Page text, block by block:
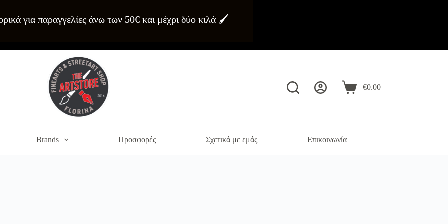
για παραγγελίες άνω των 50€ και μέχρι δύο κιλά 🖌️
Καλάθι€0.00
Brands Προσφορές Σχετικά με εμάς Επικοινωνία